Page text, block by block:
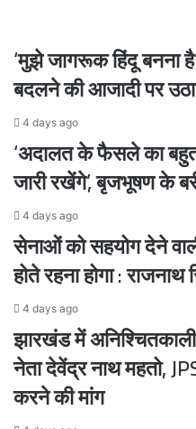
‘मुझे जागरूक हिंदू बनना
बदलने की आजादी पर
4 days ago
‘अदालत के फैसले का
जारी रखेंगे’, बृजभूषण के
4 days ago
सेनाओं को सहयोग देने
होते रहना होगा : राजनाथ
4 days ago
झारखंड में
नेता देवेंद्र नाथ महतो,
करने की मांग